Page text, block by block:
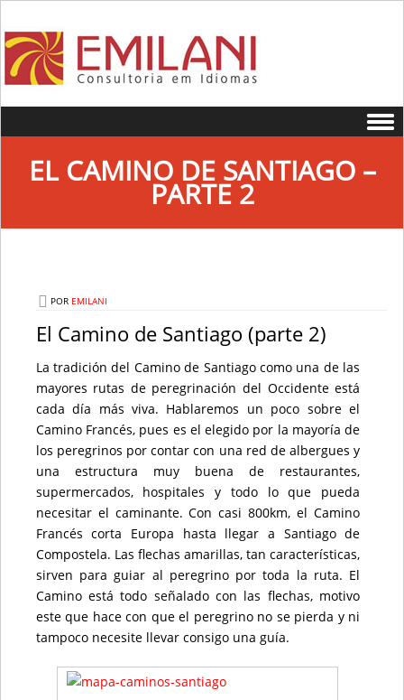
EL CAMINO DE SANTIAGO –
PARTE 2
POR EMILANI
El Camino de Santiago (parte 2)
La tradición del Camino de Santiago como una de las
mayores rutas de peregrinación del Occidente está
cada día más viva. Hablaremos un poco sobre el
Camino Francés, pues es el elegido por la mayoría de
los peregrinos por contar con una red de albergues y
una estructura muy buena de restaurantes,
supermercados, hospitales y todo lo que pueda
necesitar el caminante. Con casi 800km, el Camino
Francés corta Europa hasta llegar a Santiago de
Compostela. Las flechas amarillas, tan características,
sirven para guiar al peregrino por toda la ruta. El
Camino está todo señalado con las flechas, motivo
este que hace con que el peregrino no se pierda y ni
tampoco necesite llevar consigo una guía.